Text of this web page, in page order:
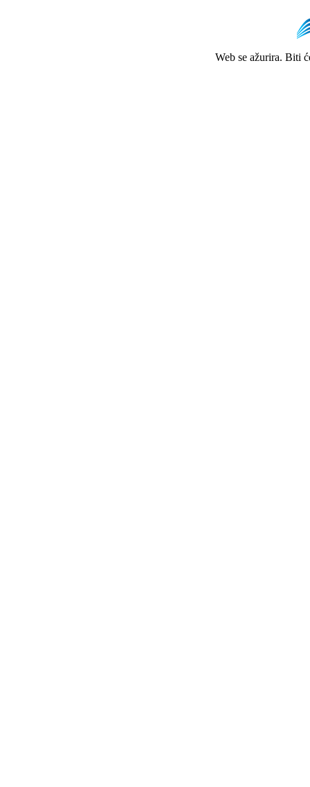
Web se ažurira. Biti